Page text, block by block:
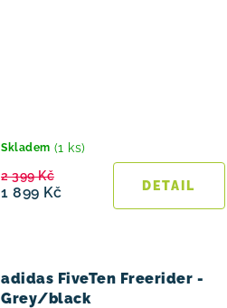
Skladem (1 ks)
1 899 Kč
2 399 Kč
adidas FiveTen Freerider -
Grey/black